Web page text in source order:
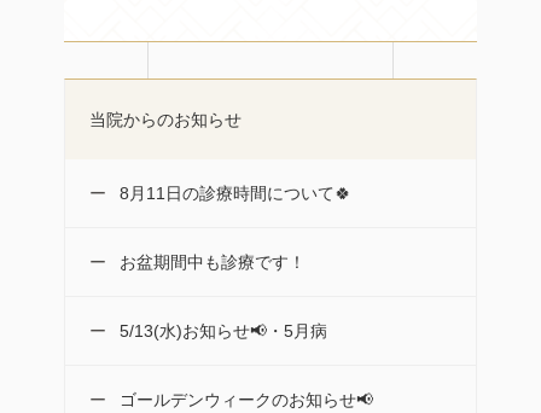
当院からのお知らせ
8月11日の診療時間について🍀
お盆期間中も診療です！
5/13(水)お知らせ📢・5月病
ゴールデンウィークのお知らせ📢